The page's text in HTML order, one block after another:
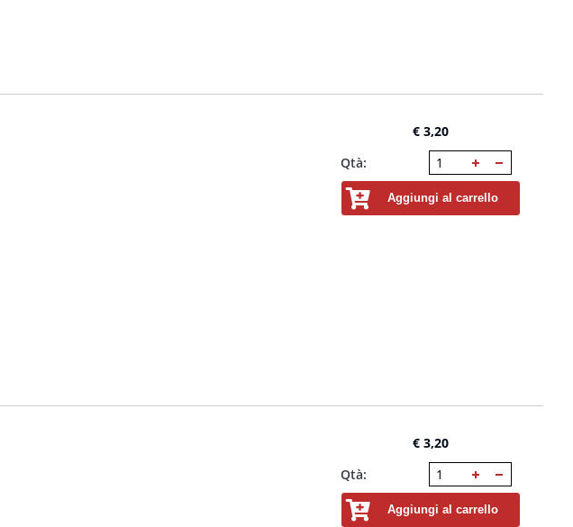
€ 3,20
Qtà:
Aggiungi al carrello
€ 3,20
Qtà:
Aggiungi al carrello